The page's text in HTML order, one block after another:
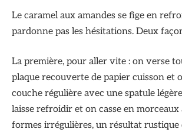
Le caramel aux amandes se fige en
pardonne pas les hésitations. Deux
La première, pour aller vite : on verse
plaque recouverte de papier cuisson et
couche régulière avec une spatule
laisse refroidir et on casse en morceaux
formes irrégulières, un résultat rustique